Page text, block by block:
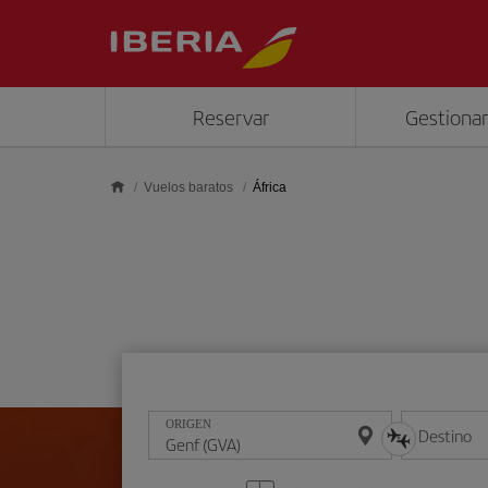
Reservar
Vuelos baratos África
ORIGEN Destino